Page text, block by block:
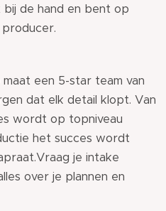
de hand en bent op
een 5-star team van
dat elk detail klopt. Van
wordt op topniveau
het succes wordt
je intake
over je plannen en